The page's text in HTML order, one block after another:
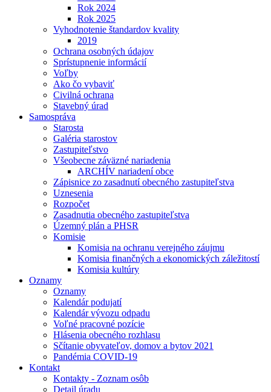
Rok 2024
Rok 2025
Vyhodnotenie štandardov kvality
2019
Ochrana osobných údajov
Sprístupnenie informácií
Voľby
Ako čo vybaviť
Civilná ochrana
Stavebný úrad
Samospráva
Starosta
Galéria starostov
Zastupiteľstvo
Všeobecne záväzné nariadenia
ARCHÍV nariadení obce
Zápisnice zo zasadnutí obecného zastupiteľstva
Uznesenia
Rozpočet
Zasadnutia obecného zastupiteľstva
Územný plán a PHSR
Komisie
Komisia na ochranu verejného záujmu
Komisia finančných a ekonomických záležitostí
Komisia kultúry
Oznamy
Oznamy
Kalendár podujatí
Kalendár vývozu odpadu
Voľné pracovné pozície
Hlásenia obecného rozhlasu
Sčítanie obyvateľov, domov a bytov 2021
Pandémia COVID-19
Kontakt
Kontakty - Zoznam osôb
Detail úradu